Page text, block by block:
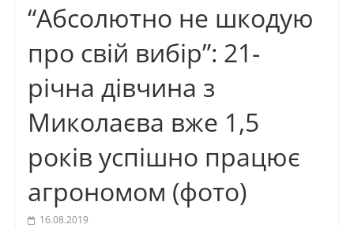
“Абсолютно не шкодую
про свій вибір”: 21-
річна дівчина з
Миколаєва вже 1,5
років успішно працює
агрономом (фото)
16.08.2019